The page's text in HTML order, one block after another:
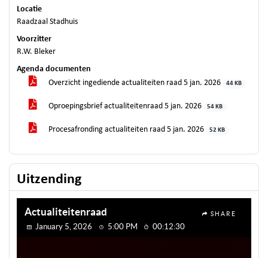
Locatie
Raadzaal Stadhuis
Voorzitter
R.W. Bleker
Agenda documenten
Overzicht ingediende actualiteiten raad 5 jan. 2026
44 KB
Oproepingsbrief actualiteitenraad 5 jan. 2026 54 KB
Procesafronding actualiteiten raad 5 jan. 2026 52 KB
Uitzending